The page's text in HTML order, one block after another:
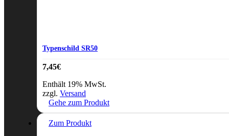
Typenschild SR50
7,45€
Enthält 19% MwSt.
zzgl. Versand
Gehe zum Produkt
Zum Produkt